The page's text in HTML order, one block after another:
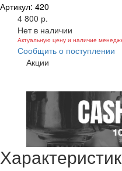
Артикул: 420
4 800 р.
Нет в наличии
Актуальную цену и наличие
Сообщить о поступлении
Акции